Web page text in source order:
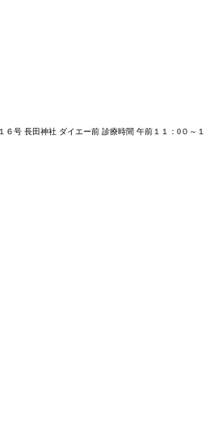
号 長田神社 ダイエー前 診療時間 午前１１：0０